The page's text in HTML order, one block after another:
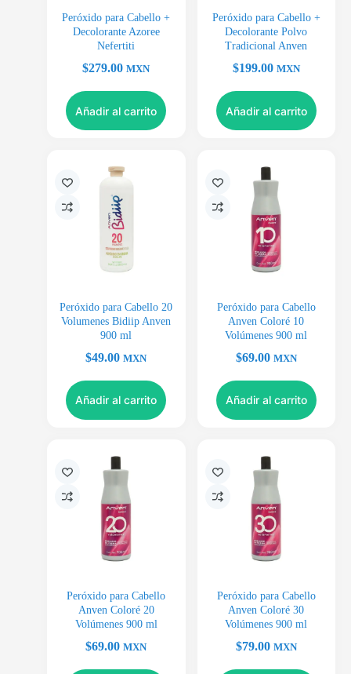
Peróxido para Cabello +
Decolorante Azoree
Nefertiti
$279.00 MXN
Añadir al carrito
Peróxido para Cabello +
Decolorante Polvo
Tradicional Anven
$199.00 MXN
Añadir al carrito
Peróxido para Cabello 20
Volumenes Bidiip Anven
900 ml
$49.00 MXN
Añadir al carrito
Peróxido para Cabello
Anven Coloré 10
Volúmenes 900 ml
$69.00 MXN
Añadir al carrito
Peróxido para Cabello
Anven Coloré 20
Volúmenes 900 ml
$69.00 MXN
Peróxido para Cabello
Anven Coloré 30
Volúmenes 900 ml
$79.00 MXN